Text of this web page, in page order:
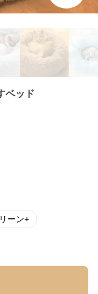
ベッド
ーン+